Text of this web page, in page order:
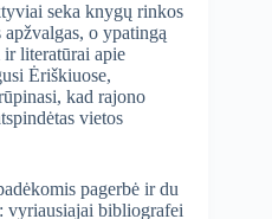
seka knygų rinkos
o ypatingą
literatūrai apie
Ėriškiuose,
kad rajono
vietos
pagerbė ir du
vyriausiajai bibliografei